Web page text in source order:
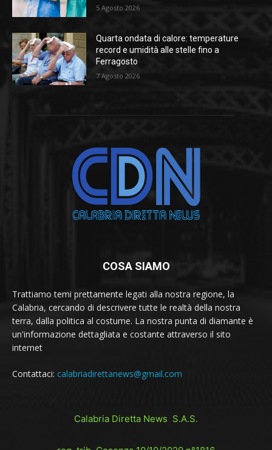
5 Agosto 2026
Quarta ondata di calore: temperature
record e umidità alle stelle fino a
Ferragosto
7 Agosto 2026
COSA SIAMO
Trattiamo temi prettamente legati alla nostra regione, la
Calabria, cercando di descrivere tutte le realtà della nostra
terra, dalla politica al costume. La nostra punta di diamante è
un'informazione dettagliata e costante attraverso il sito
internet
Contattaci: calabriadirettanews@gmail.com
Calabria Diretta News S.A.S.